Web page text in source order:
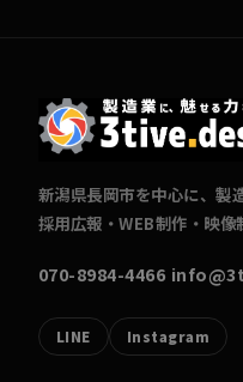
新潟県長岡市を中心に、製
採用広報・WEB制作・映像
070-8984-4466
LINE Instagram